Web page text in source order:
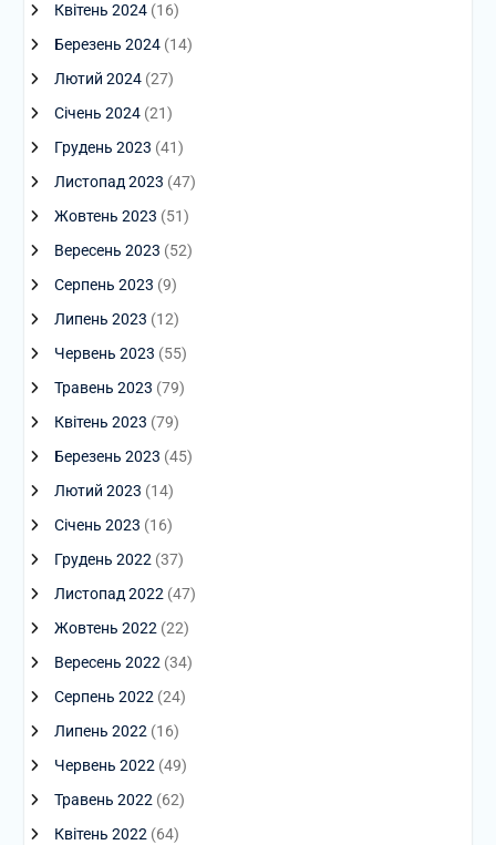
Квітень 2024(16)
Березень 2024(14)
Лютий 2024(27)
Січень 2024(21)
Грудень 2023 (41)
Листопад 2023 (47)
Жовтень 2023 (51)
Вересень 2023 (52)
Серпень 2023 (9)
Липень 2023 (12)
Червень 2023 (55)
Травень 2023 (79)
Квітень 2023 (79)
Березень 2023 (45)
Лютий 2023 (14)
Січень 2023 (16)
Грудень 2022(37)
Листопад 2022(47)
Жовтень 2022(22)
Вересень 2022(34)
Серпень 2022(24)
Липень 2022(16)
Червень 2022(49)
Травень 2022(62)
Квітень 2022(64)